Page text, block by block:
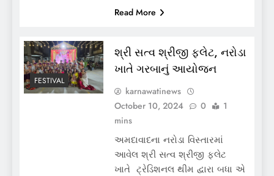
Read More
FESTIVAL
શ્રી સત્વ શ્રીજી ફ્લેટ, નરોડા
ખાતે ગરબાનું આયોજન
karnawatinews
October 10, 2024
0
1
mins
અમદાવાદના નરોડા વિસ્તારમાં
આવેલ શ્રી સત્વ શ્રીજી ફ્લેટ
ખાતે ટ્રેડિશનલ થીમ દ્વારા બધા એ